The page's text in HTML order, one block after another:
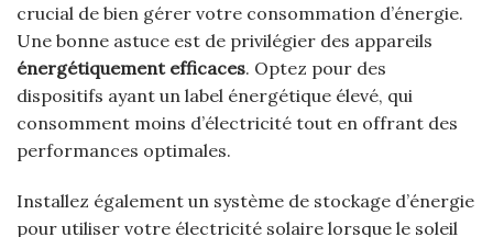
crucial de bien gérer votre consommation d’énergie.
Une bonne astuce est de privilégier des appareils
énergétiquement efficaces. Optez pour des
dispositifs ayant un label énergétique élevé, qui
consomment moins d’électricité tout en offrant des
performances optimales.
Installez également un système de stockage d’énergie
pour utiliser votre électricité solaire lorsque le soleil